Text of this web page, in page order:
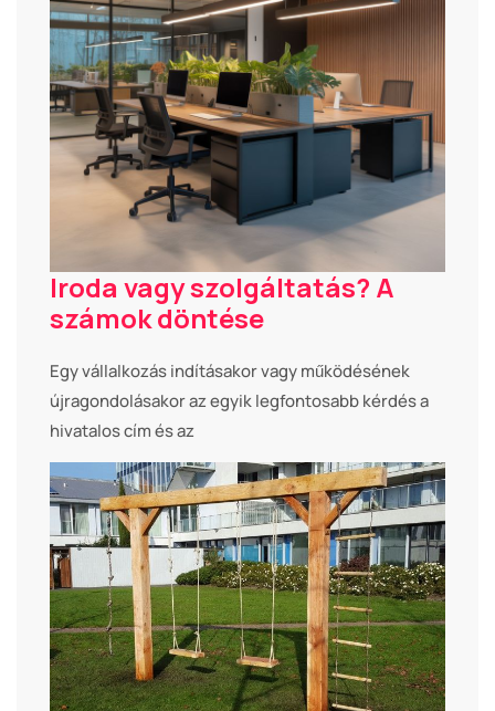
Iroda vagy szolgáltatás? A
számok döntése
Egy vállalkozás indításakor vagy működésének
újragondolásakor az egyik legfontosabb kérdés a
hivatalos cím és az